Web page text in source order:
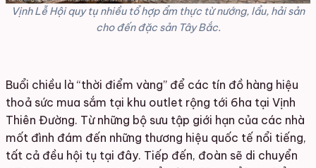
Vịnh Lễ Hội quy tụ nhiều tổ hợp ẩm thực từ nướng, lẩu, hải sản
cho đến đặc sản Tây Bắc.
Buổi chiều là “thời điểm vàng” để các tín đồ hàng hiệu
thoả sức mua sắm tại khu outlet rộng tới 6ha tại Vịnh
Thiên Đường. Từ những bộ sưu tập giới hạn của các nhà
mốt đình đám đến những thương hiệu quốc tế nổi tiếng,
tất cả đều hội tụ tại đây. Tiếp đến, đoàn sẽ di chuyển